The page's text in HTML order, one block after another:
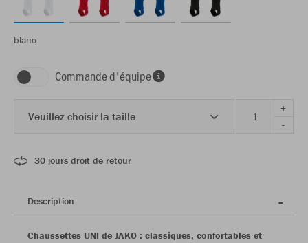
blanc
Commande d'équipe
Veuillez choisir la taille
+
-
30 jours droit de retour
Description
Chaussettes UNI de JAKO : classiques, confortables et